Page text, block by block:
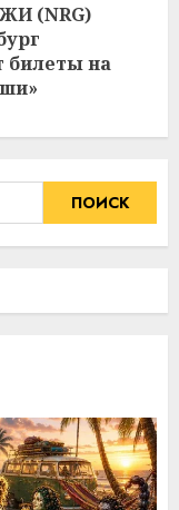
(NRG)
билеты на